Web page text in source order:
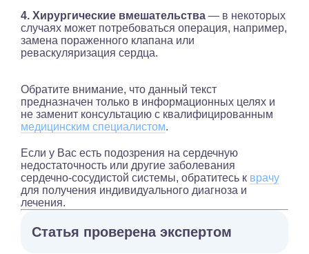
4. Хирургические вмешательства — в некоторых
случаях может потребоваться операция, например,
замена пораженного клапана или
реваскуляризация сердца.
Обратите внимание, что данный текст
предназначен только в информационных целях и
не заменит консультацию с квалифицированным
медицинским специалистом.
Если у Вас есть подозрения на сердечную
недостаточность или другие заболевания
сердечно-сосудистой системы, обратитесь к врачу
для получения индивидуального диагноза и
лечения.
Статья проверена экспертом